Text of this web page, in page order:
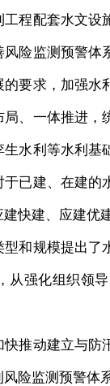
配套水文设
险监测预警
要求，加强
、一体推进
水利等水利
已建、在建
快建、应建优
规模提出了
从强化组织领
动建立与防
险监测预警体